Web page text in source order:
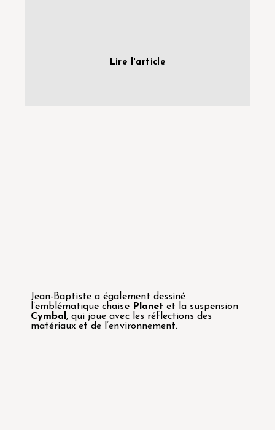
Lire l'article
Jean-Baptiste a également dessiné
l’emblématique chaise Planet et la suspension
Cymbal, qui joue avec les réflections des
matériaux et de l’environnement.